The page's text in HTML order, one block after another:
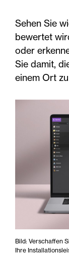
Sehen Sie
bewertet
oder
Sie damit,
einem Ort
Bild: Verschaffen
Ihre